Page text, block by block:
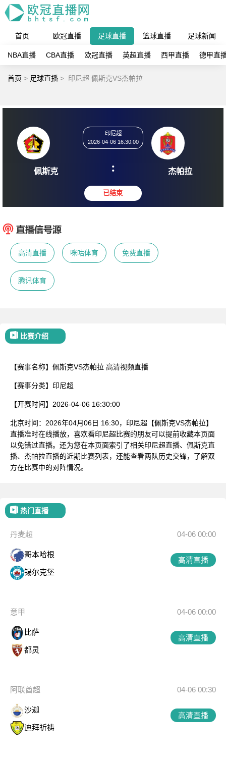
首页 欧冠直播 足球直播 篮球直播 足球新闻
NBA直播 CBA直播 欧冠直播 英超直播 西甲直播 德甲直
首页 > 足球直播 > 印尼超 佩斯克VS杰帕拉
佩斯克
2026-04-06 16:30:00
: 杰
高清直播 咪咕体育 免费直播
腾讯体育
比赛介绍
【赛事名称】 佩斯克VS杰帕拉 高清视频直播
【赛事分类】 印尼超
【开赛时间】 2026-04-06 16:30:00
北京时间：2026年04月06日 16:30，印尼超【佩斯克VS杰帕拉】
直播准时在线播放，喜欢看印尼超比赛的朋友可以提前收藏本页面
以免错过直播。还为您在本页面索引了相关印尼超直播、佩斯克直
播、杰帕拉直播的近期比赛列表，还能查看两队历史交锋，了解双
方在比赛中的对阵情况。
热门直播
丹麦超 04-06 00:00
哥本哈根
锡尔克堡
高清直播
意甲 04-06 00:00
比萨
都灵
高清直播
阿联酋超 04-06 00:30
沙迦
迪拜祈祷
高清直播